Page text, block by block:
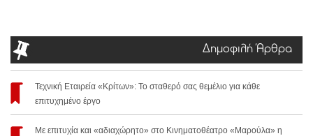
Δημοφιλή Άρθρα
Τεχνική Εταιρεία «Κρίτων»: Το σταθερό σας θεμέλιο για κάθε
επιτυχημένο έργο
Με επιτυχία και «αδιαχώρητο» στο Κινηματοθέατρο «Μαρούλα» η